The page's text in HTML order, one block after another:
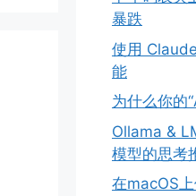
暴跌
使用
能
为什么你的
Ollama &
模型的思考
在macOS